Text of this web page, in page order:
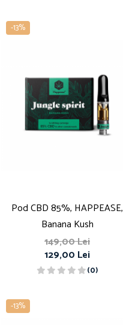
-13%
Pod CBD 85%, HAPPEASE,
Banana Kush
149,00 Lei
129,00 Lei
(0)
-13%